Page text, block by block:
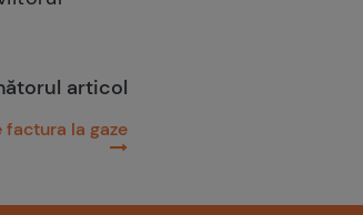
articol
la gaze